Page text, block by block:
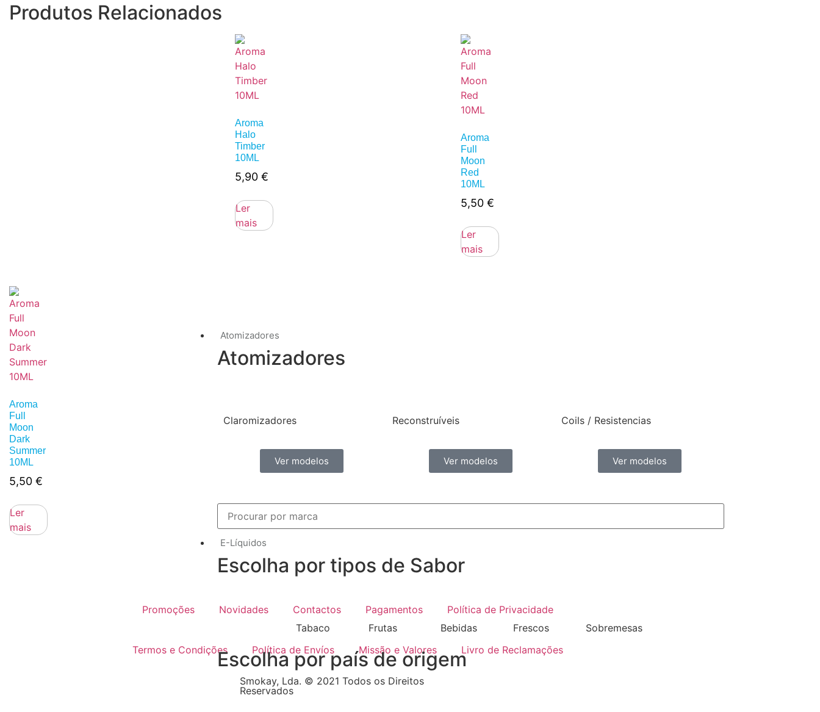
Atomizadores
Atomizadores
Claromizadores
Ver modelos
Reconstruíveis
Ver modelos
Coils / Resistencias
Ver modelos
E-Líquidos
Escolha por tipos de Sabor
Tabaco Frutas Bebidas Frescos Sobremesas
Escolha por país de origem
Produtos Relacionados
Aroma
Halo
Timber
10ML
5,90 €
Ler
mais
Aroma
Full
Moon
Red
10ML
5,50 €
Ler
mais
Aroma
Full
Moon
Dark
Summer
10ML
5,50 €
Ler
mais
Promoções Novidades Contactos Pagamentos Política de Privacidade
Termos e Condições Política de Envíos Missão e Valores Livro de Reclamações
Smokay, Lda. © 2021 Todos os Direitos
Reservados